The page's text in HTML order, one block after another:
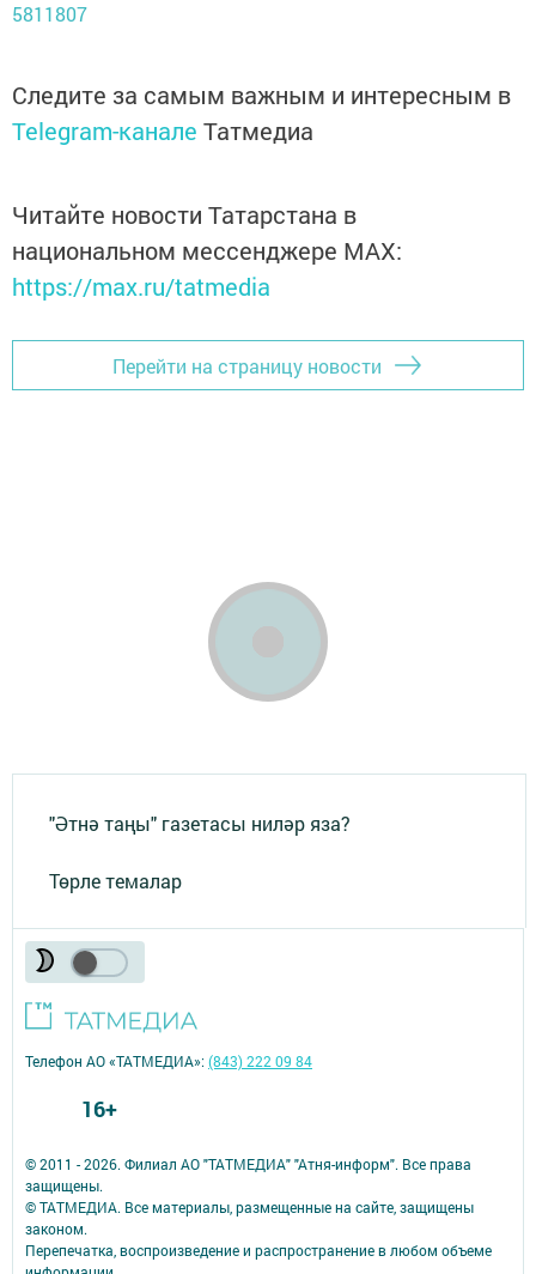
5811807
Следите за самым важным и интересным в
Telegram-канале Татмедиа
Читайте новости Татарстана в
национальном мессенджере MАХ:
https://max.ru/tatmedia
Перейти на страницу новости
"Әтнә таңы" газетасы ниләр яза?
Төрле темалар
© 2011 - 2026. Филиал АО "ТАТМЕДИА" "Атня-информ". Все права
защищены.
© ТАТМЕДИА. Все материалы, размещенные на сайте, защищены
законом.
Перепечатка, воспроизведение и распространение в любом объеме
Телефон АО «ТАТМЕДИА»:(843) 222 09 84
16+